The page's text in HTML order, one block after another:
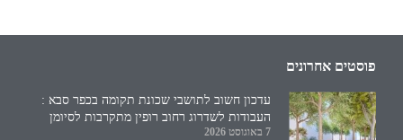
פוסטים אחרונים
עדכון חשוב לתושבי שכונת תקומה בכפר סבא :
העבודות לשדרוג רחוב רופין מתקרבות לסיומן
7 באוגוסט 2026